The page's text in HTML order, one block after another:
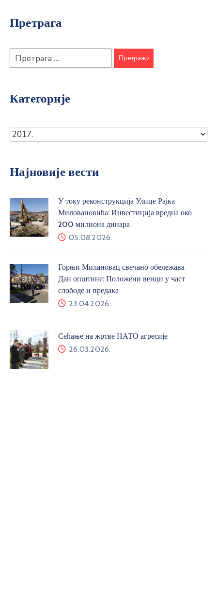
Претрага
Категорије
Најновије вести
У току реконструкција Улице Рајка
Миловановића: Инвестиција вредна око
200 милиона динара
05.08.2026.
Горњи Милановац свечано обележава
Дан општине: Положени венци у част
слободе и предака
23.04.2026.
Сећање на жртве НАТО агресије
26.03.2026.